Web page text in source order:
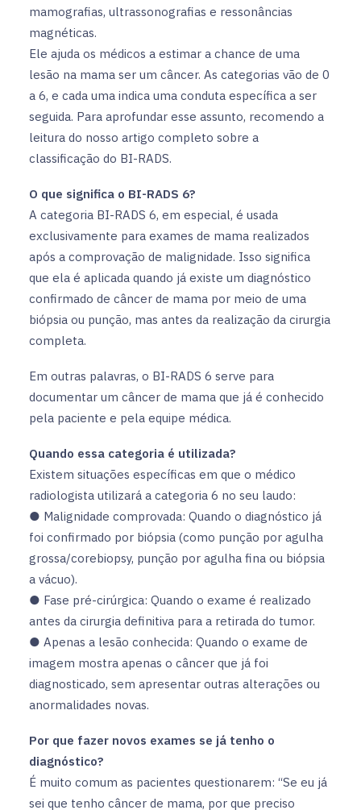
mamografias, ultrassonografias e ressonâncias
magnéticas.
Ele ajuda os médicos a estimar a chance de uma
lesão na mama ser um câncer. As categorias vão de 0
a 6, e cada uma indica uma conduta específica a ser
seguida. Para aprofundar esse assunto, recomendo a
leitura do nosso artigo completo sobre a
classificação do BI-RADS.
O que significa o BI-RADS 6?
A categoria BI-RADS 6, em especial, é usada
exclusivamente para exames de mama realizados
após a comprovação de malignidade. Isso significa
que ela é aplicada quando já existe um diagnóstico
confirmado de câncer de mama por meio de uma
biópsia ou punção, mas antes da realização da cirurgia
completa.
Em outras palavras, o BI-RADS 6 serve para
documentar um câncer de mama que já é conhecido
pela paciente e pela equipe médica.
Quando essa categoria é utilizada?
Existem situações específicas em que o médico
radiologista utilizará a categoria 6 no seu laudo:
● Malignidade comprovada: Quando o diagnóstico já
foi confirmado por biópsia (como punção por agulha
grossa/corebiopsy, punção por agulha fina ou biópsia
a vácuo).
● Fase pré-cirúrgica: Quando o exame é realizado
antes da cirurgia definitiva para a retirada do tumor.
● Apenas a lesão conhecida: Quando o exame de
imagem mostra apenas o câncer que já foi
diagnosticado, sem apresentar outras alterações ou
anormalidades novas.
Por que fazer novos exames se já tenho o
diagnóstico?
É muito comum as pacientes questionarem: “Se eu já
sei que tenho câncer de mama, por que preciso